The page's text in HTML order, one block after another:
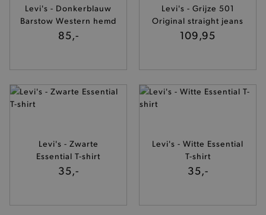
Levi's - Donkerblauw
Barstow Western hemd
85,-
Levi's - Grijze 501
Original straight jeans
109,95
Levi's - Zwarte
Essential T-shirt
35,-
Levi's - Witte Essential
T-shirt
35,-